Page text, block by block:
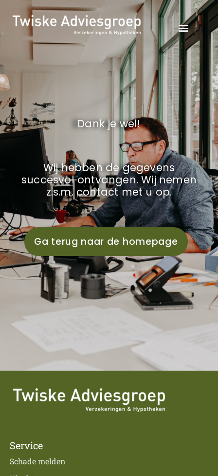
Dank je wel!
Wij hebben de gegevens
succesvol ontvangen. Wij nemen
z.s.m. contact met u op.
Ga terug naar de homepage
Service
Schade melden